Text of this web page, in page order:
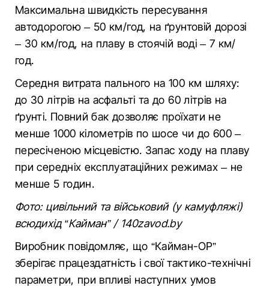
Максимальна швидкість пересування
автодорогою – 50 км/год, на ґрунтовій дорозі
– 30 км/год, на плаву в стоячій воді – 7 км/
год.
Середня витрата пального на 100 км шляху:
до 30 літрів на асфальті та до 60 літрів на
ґрунті. Повний бак дозволяє проїхати не
менше 1000 кілометрів по шосе чи до 600 –
пересіченою місцевістю. Запас ходу на плаву
при середніх експлуатаційних режимах – не
менше 5 годин.
Фото: цивільний та військовий (у камуфляжі)
всюдихід “Кайман” / 140zavod.by
Виробник повідомляє, що “Кайман-ОР”
зберігає працездатність і свої тактико-технічні
параметри, при впливі наступних умов